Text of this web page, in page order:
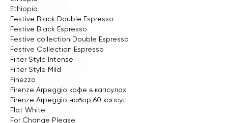
Ethiopia
Festive Black Double Espresso
Festive Black Espresso
Festive collection Double Espresso
Festive Collection Espresso
Filter Style Intense
Filter Style Mild
Finezzo
Firenze Arpeggio кофе в капсулах
Firenze Arpeggio набор 60 капсул
Flat White
For Change Please